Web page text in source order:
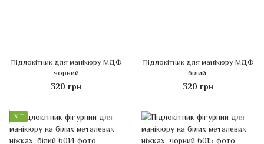
Підлокітник для манікюру МДФ
чорний
320 грн
Підлокітник для манікюру МДФ
білий.
320 грн
ХІТ